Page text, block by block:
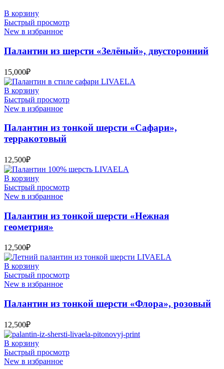
В корзину
Быстрый просмотр
New в избранное
Палантин из шерсти «Зелёный», двусторонний
15,000₽
В корзину
Быстрый просмотр
New в избранное
Палантин из тонкой шерсти «Сафари»,
терракотовый
12,500₽
В корзину
Быстрый просмотр
New в избранное
Палантин из тонкой шерсти «Нежная
геометрия»
12,500₽
В корзину
Быстрый просмотр
New в избранное
Палантин из тонкой шерсти «Флора», розовый
12,500₽
В корзину
Быстрый просмотр
New в избранное